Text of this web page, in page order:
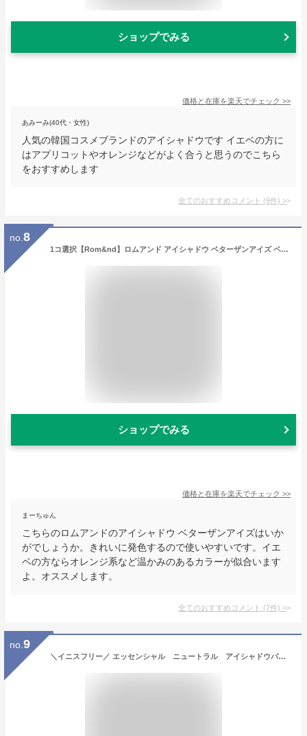
ショップでみる
価格と在庫を楽天でチェック >>
あみーみ(40代・女性)
人気の韓国コスメブランドのアイシャドウです イエベの方に
はアプリコットやオレンジなどがよく合うと思うのでこちら
をおすすめします
全てのおすすめコメント (9件) >
no. 8
1コ選択【Rom&nd】ロムアンド アイシャドウ ベターザンアイズ ベターザンパレット アイシャドウパレット 韓国コスメ romand 【海外通販】
ショップでみる
価格と在庫を楽天でチェック >>
まーちゅん
こちらのロムアンドのアイシャドウ ベターザンアイズはいか
がでしょうか。きれいに発色するので使いやすいです。イエ
ベの方ならオレンジ系など温かみのあるカラーが似合います
よ。オススメします。
全てのおすすめコメント (7件) >
no. 9
＼イニスフリー／ エッセンシャル ニュートラル アイシャドウパレット 8.3~8.7g/ アイシャドウ / アイメイク / アイシャドウパレット / 韓国コスメ /innisfree/essential shadow palette